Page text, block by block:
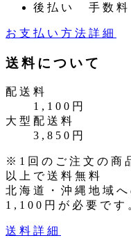
後払い 手数
お支払い方法詳細
送料について
配送料
1,100円
大型配送料
3,850円
※1回のご注文の商
以上で送料無料
北海道・沖縄地域
1,100円が必要です
送料詳細